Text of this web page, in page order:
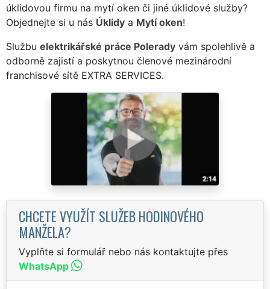
úklidovou firmu na mytí oken či jiné úklidové služby?
Objednejte si u nás Úklidy a Mytí oken!
Službu elektrikářské práce Polerady vám spolehlivě a
odborně zajistí a poskytnou členové mezinárodní
franchisové sítě EXTRA SERVICES.
CHCETE VYUŽÍT SLUŽEB HODINOVÉHO
MANŽELA?
Vyplňte si formulář nebo nás kontaktujte přes
WhatsApp